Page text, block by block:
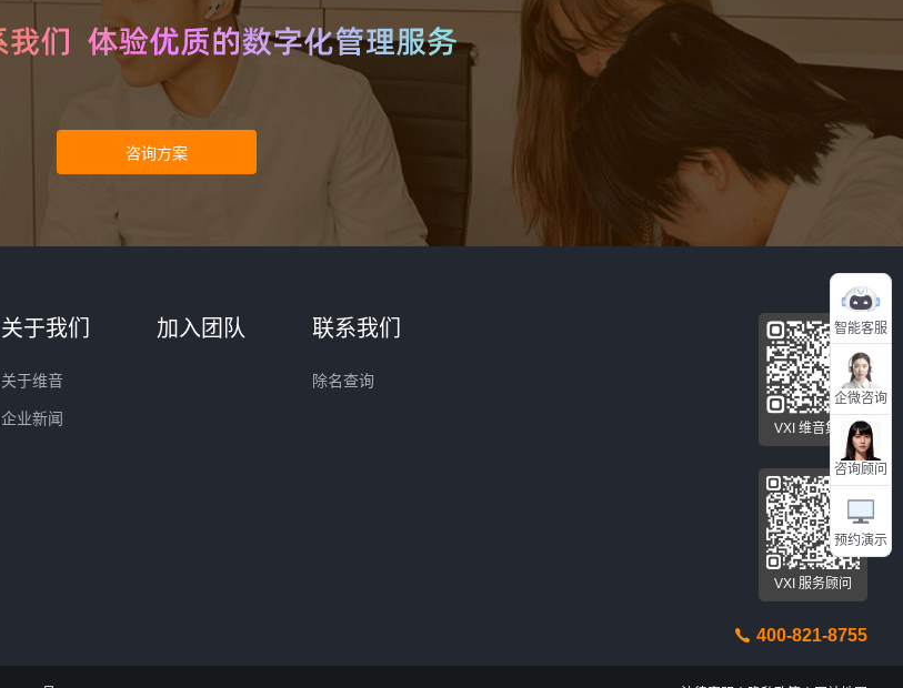
智能客服
企微咨询
咨询顾问
预约演示
关于我们
关于维音
企业新闻
加入团队 联系我们
除名查询
VXI 维音集团
VXI 服务顾问
400-821-8755